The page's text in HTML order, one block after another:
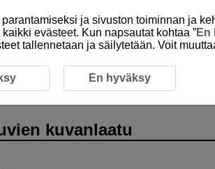
kuvanlaatu
ja sivuston toiminnan ja
kaikki evästeet. Kun napsautat kohtaa ”En
tallennetaan ja säilytetään. Voit
En hyväksy